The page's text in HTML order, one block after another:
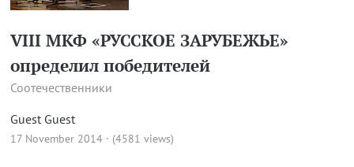
VIII МКФ «РУССКОЕ ЗАРУБЕЖЬЕ»
определил победителей
Соотечественники
Guest Guest
17 November 2014 · (4581 views)